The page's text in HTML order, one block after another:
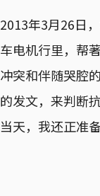
2013年3月26日
车电机行里，帮
冲突和伴随哭腔
的发文，来判断
当天，我还正准